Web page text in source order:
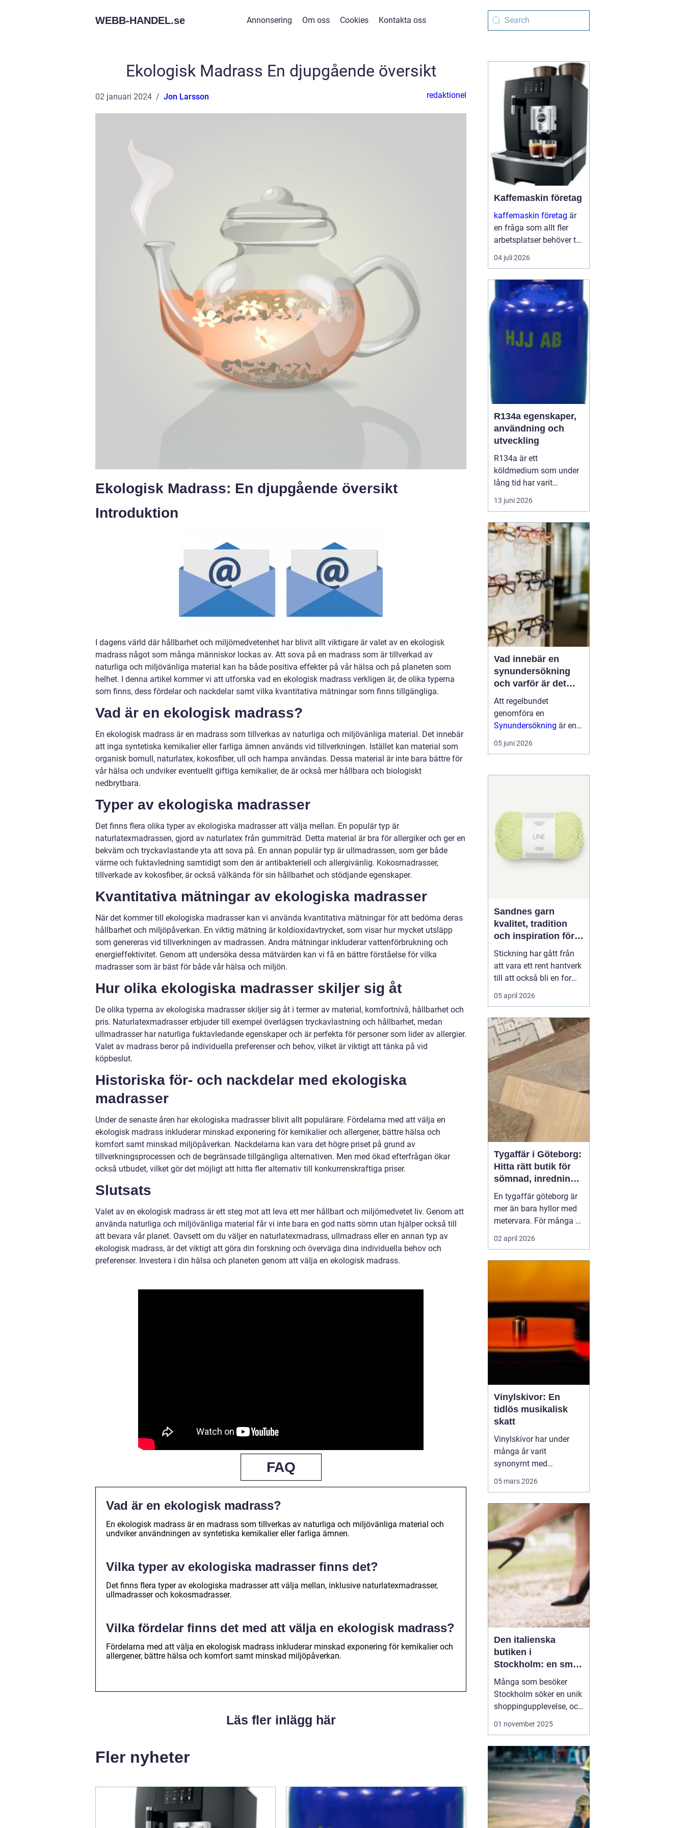
WEBB-HANDEL.se Annonsering Om oss Cookies Kontakta oss
Ekologisk Madrass En djupgående översikt
02 januari 2024 Jon Larsson redaktionel
Ekologisk Madrass: En djupgående översikt
Introduktion
I dagens värld där hållbarhet och miljömedvetenhet har blivit allt viktigare är valet av en ekologisk
madrass något som många människor lockas av. Att sova på en madrass som är tillverkad av
naturliga och miljövänliga material kan ha både positiva effekter på vår hälsa och på planeten som
helhet. I denna artikel kommer vi att utforska vad en ekologisk madrass verkligen är, de olika typerna
som finns, dess fördelar och nackdelar samt vilka kvantitativa mätningar som finns tillgängliga.
Vad är en ekologisk madrass?
En ekologisk madrass är en madrass som tillverkas av naturliga och miljövänliga material. Det innebär
att inga syntetiska kemikalier eller farliga ämnen används vid tillverkningen. Istället kan material som
organisk bomull, naturlatex, kokosfiber, ull och hampa användas. Dessa material är inte bara bättre för
vår hälsa och undviker eventuellt giftiga kemikalier, de är också mer hållbara och biologiskt
nedbrytbara.
Typer av ekologiska madrasser
Det finns flera olika typer av ekologiska madrasser att välja mellan. En populär typ är
naturlatexmadrassen, gjord av naturlatex från gummiträd. Detta material är bra för allergiker och ger en
bekväm och tryckavlastande yta att sova på. En annan populär typ är ullmadrassen, som ger både
värme och fuktavledning samtidigt som den är antibakteriell och allergivänlig. Kokosmadrasser,
tillverkade av kokosfiber, är också välkända för sin hållbarhet och stödjande egenskaper.
Kvantitativa mätningar av ekologiska madrasser
När det kommer till ekologiska madrasser kan vi använda kvantitativa mätningar för att bedöma deras
hållbarhet och miljöpåverkan. En viktig mätning är koldioxidavtrycket, som visar hur mycket utsläpp
som genereras vid tillverkningen av madrassen. Andra mätningar inkluderar vattenförbrukning och
energieffektivitet. Genom att undersöka dessa mätvärden kan vi få en bättre förståelse för vilka
madrasser som är bäst för både vår hälsa och miljön.
Hur olika ekologiska madrasser skiljer sig åt
De olika typerna av ekologiska madrasser skiljer sig åt i termer av material, komfortnivå, hållbarhet och
pris. Naturlatexmadrasser erbjuder till exempel överlägsen tryckavlastning och hållbarhet, medan
ullmadrasser har naturliga fuktavledande egenskaper och är perfekta för personer som lider av allergier.
Valet av madrass beror på individuella preferenser och behov, vilket är viktigt att tänka på vid
köpbeslut.
Historiska för- och nackdelar med ekologiska
madrasser
Under de senaste åren har ekologiska madrasser blivit allt populärare. Fördelarna med att välja en
ekologisk madrass inkluderar minskad exponering för kemikalier och allergener, bättre hälsa och
komfort samt minskad miljöpåverkan. Nackdelarna kan vara det högre priset på grund av
tillverkningsprocessen och de begränsade tillgängliga alternativen. Men med ökad efterfrågan ökar
också utbudet, vilket gör det möjligt att hitta fler alternativ till konkurrenskraftiga priser.
Slutsats
Valet av en ekologisk madrass är ett steg mot att leva ett mer hållbart och miljömedvetet liv. Genom att
använda naturliga och miljövänliga material får vi inte bara en god natts sömn utan hjälper också till
att bevara vår planet. Oavsett om du väljer en naturlatexmadrass, ullmadrass eller en annan typ av
ekologisk madrass, är det viktigt att göra din forskning och överväga dina individuella behov och
preferenser. Investera i din hälsa och planeten genom att välja en ekologisk madrass.
FAQ
Vad är en ekologisk madrass?
En ekologisk madrass är en madrass som tillverkas av naturliga och miljövänliga material och
undviker användningen av syntetiska kemikalier eller farliga ämnen.
Vilka typer av ekologiska madrasser finns det?
Det finns flera typer av ekologiska madrasser att välja mellan, inklusive naturlatexmadrasser,
ullmadrasser och kokosmadrasser.
Vilka fördelar finns det med att välja en ekologisk madrass?
Fördelarna med att välja en ekologisk madrass inkluderar minskad exponering för kemikalier och
allergener, bättre hälsa och komfort samt minskad miljöpåverkan.
Läs fler inlägg här
Fler nyheter
Kaffemaskin företag
kaffemaskin företag är
en fråga som allt fler
arbetsplatser behöver ta
på allvar när de vill
skapa en trivsam och
genomtänkt lösning för
kaffe på jobbet gör
skillnad för allt ...
04 juli 2026
R134a egenskaper,
användning och
utveckling
R134a är ett
köldmedium som under
lång tid har varit
standard i många kyl-
och AC-system. Det
luftkonditionering till
kommersiella frysar och
utrustning. Samtidigt
r...
13 juni 2026
Vad innebär en
synundersökning
och varför är det
viktigt?
Att regelbundet
genomföra en
Synundersökning är en
viktig del av att ta hand
om sin ögonhälsa. Vid
ögonläkare eller
05 juni 2026
Sandnes garn
kvalitet, tradition
och inspiration för
alla som älskar att
sticka
Stickning har gått från
att vara ett rent hantverk
till att också bli en form
av vila, kreativitet och
självhushållning. I
känslan i handen, hur
maskorna lägger sig och
hur plagget håller över
tid. Bland alla alternativ
som finns...
05 april 2026
Tygaffär i Göteborg:
Hitta rätt butik för
sömnad, inredning
och kreativitet
En tygaffär göteborg är
mer än bara hyllor med
metervara. För många är
butiken en kreativ
verkstad, en rådgivare
02 april 2026
Vinylskivor: En
tidlös musikalisk
skatt
Vinylskivor har under
många år varit
synonymt med
framväxten av nya
former av musikmedia,
fortsätter dessa skivor
att fascinera och locka
en allt större...
05 mars 2026
Den italienska
butiken i
Stockholm: en smak
av italien i hjärtat av
sverige
Många som besöker
Stockholm söker en unik
shoppingupplevelse, och
en italiensk butik i
produkter från
modevärldens hjärta,
erbjuder butiken mycket
mer än det vanlig...
01 november 2025